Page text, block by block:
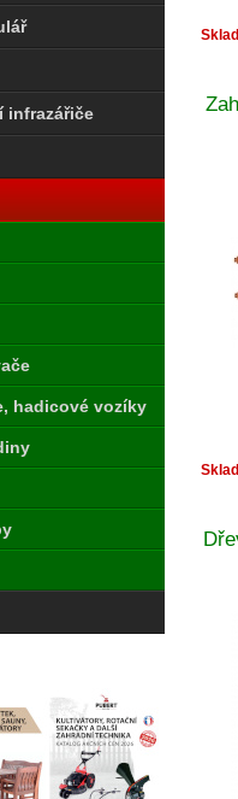
infrazářiče
hadicové vozíky